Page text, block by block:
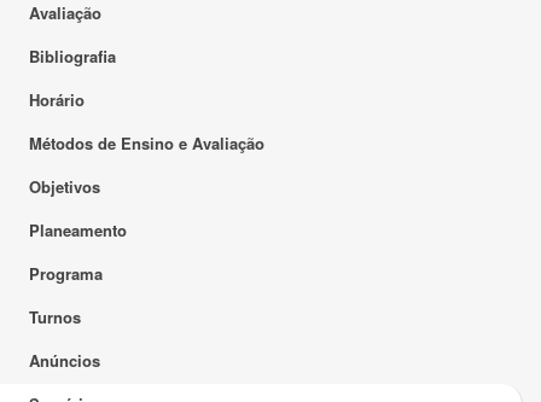
Avaliação
Bibliografia
Horário
Métodos de Ensino e Avaliação
Objetivos
Planeamento
Programa
Turnos
Anúncios